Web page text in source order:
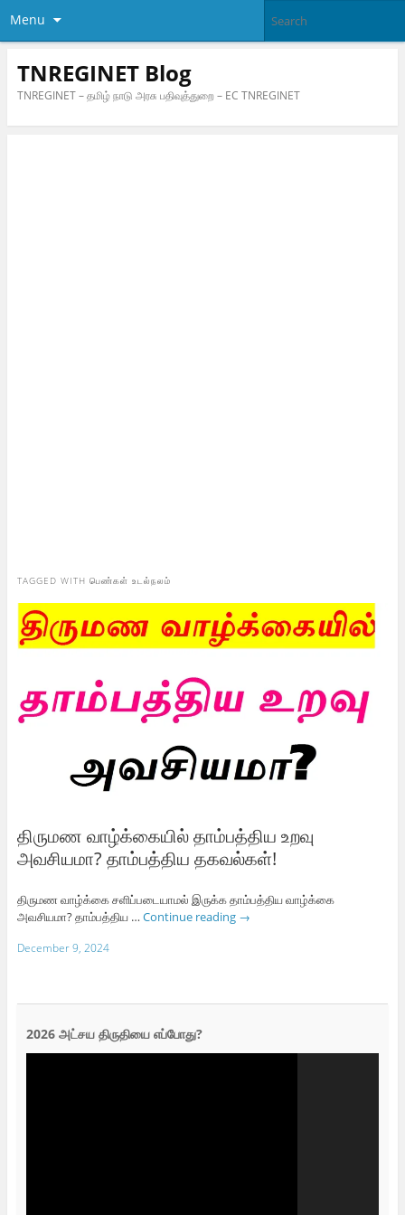
Menu
TNREGINET Blog
TNREGINET – தமிழ் நாடு அரசு பதிவுத்துறை – EC TNREGINET
TAGGED WITH பெண்கள் உடல்நலம்
திருமண வாழ்க்கையில் தாம்பத்திய உறவு
அவசியமா? தாம்பத்திய தகவல்கள்!
திருமண வாழ்க்கை சளிப்படையாமல் இருக்க தாம்பத்திய வாழ்க்கை
அவசியமா? தாம்பத்திய … Continue reading →
December 9, 2024
2026 அட்சய திருதியை எப்போது?